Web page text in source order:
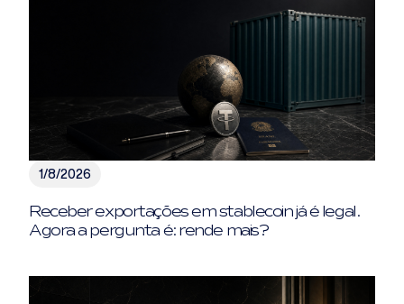
1/8/2026
Receber exportações em stablecoin já é legal.
Agora a pergunta é: rende mais?